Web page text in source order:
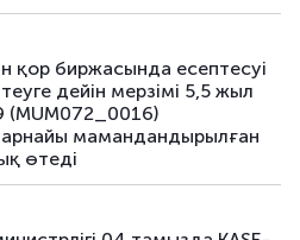
қор биржасында есептесуі
дейін мерзімі 5,5 жыл
(MUM072_0016)
мамандандырылған
өтеді